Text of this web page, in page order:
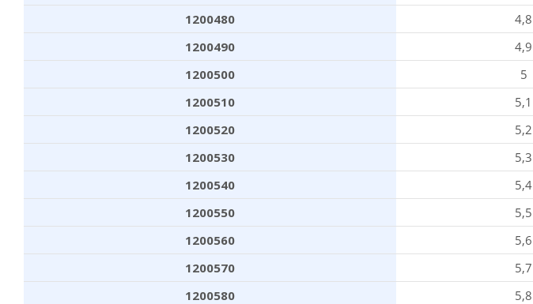
1200480
4,8
1200490
4,9
1200500
5
1200510
5,1
1200520
5,2
1200530
5,3
1200540
5,4
1200550
5,5
1200560
5,6
1200570
5,7
1200580
5,8